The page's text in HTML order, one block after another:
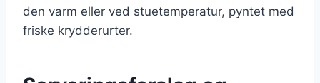
den varm eller ved stuetemperatur, pyntet med
friske krydderurter.